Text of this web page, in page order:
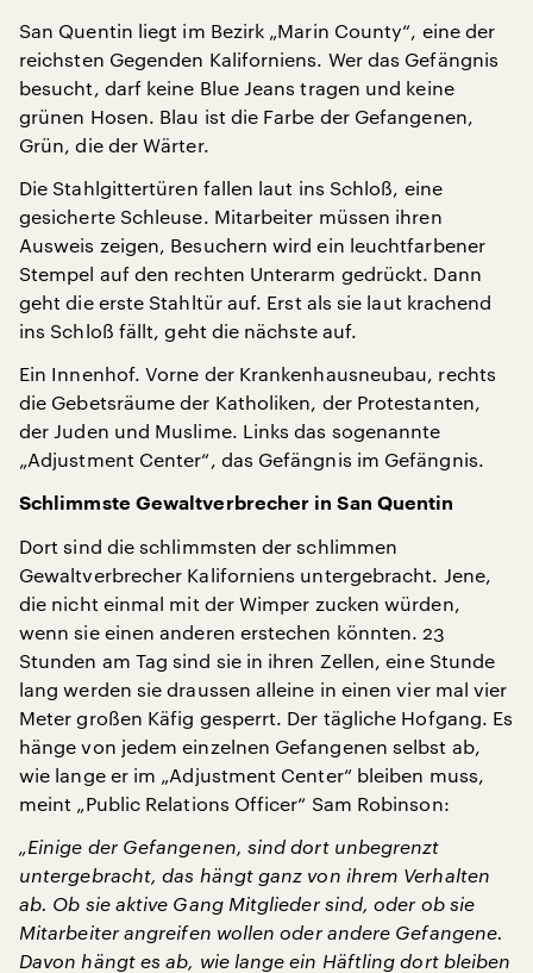
San Quentin liegt im Bezirk „Marin County“, eine der
reichsten Gegenden Kaliforniens. Wer das Gefängnis
besucht, darf keine Blue Jeans tragen und keine
grünen Hosen. Blau ist die Farbe der Gefangenen,
Grün, die der Wärter.
Die Stahlgittertüren fallen laut ins Schloß, eine
gesicherte Schleuse. Mitarbeiter müssen ihren
Ausweis zeigen, Besuchern wird ein leuchtfarbener
Stempel auf den rechten Unterarm gedrückt. Dann
geht die erste Stahltür auf. Erst als sie laut krachend
ins Schloß fällt, geht die nächste auf.
Ein Innenhof. Vorne der Krankenhausneubau, rechts
die Gebetsräume der Katholiken, der Protestanten,
der Juden und Muslime. Links das sogenannte
„Adjustment Center“, das Gefängnis im Gefängnis.
Schlimmste Gewaltverbrecher in San Quentin
Dort sind die schlimmsten der schlimmen
Gewaltverbrecher Kaliforniens untergebracht. Jene,
die nicht einmal mit der Wimper zucken würden,
wenn sie einen anderen erstechen könnten. 23
Stunden am Tag sind sie in ihren Zellen, eine Stunde
lang werden sie draussen alleine in einen vier mal vier
Meter großen Käfig gesperrt. Der tägliche Hofgang. Es
hänge von jedem einzelnen Gefangenen selbst ab,
wie lange er im „Adjustment Center“ bleiben muss,
meint „Public Relations Officer“ Sam Robinson:
„Einige der Gefangenen, sind dort unbegrenzt
untergebracht, das hängt ganz von ihrem Verhalten
ab. Ob sie aktive Gang Mitglieder sind, oder ob sie
Mitarbeiter angreifen wollen oder andere Gefangene.
Davon hängt es ab, wie lange ein Häftling dort bleiben